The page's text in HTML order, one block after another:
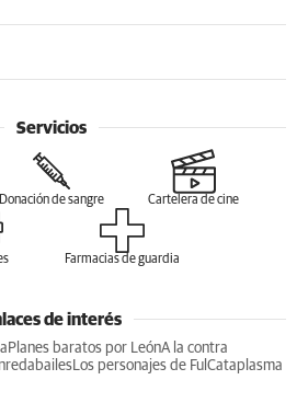
Servicios
Donación de sangre Cartelera de cine
Farmacias de guardia
de interés
Planes baratos por LeónA la contra
Los personajes de Ful Cataplasma